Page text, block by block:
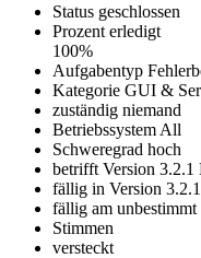
Status geschlossen
Prozent erledigt
100%
Aufgabentyp
Kategorie GUI &
zuständig niemand
Betriebssystem All
Schweregrad hoch
betrifft Version 3.2.1
fällig in Version 3.2.1
fällig am unbestimmt
Stimmen
versteckt